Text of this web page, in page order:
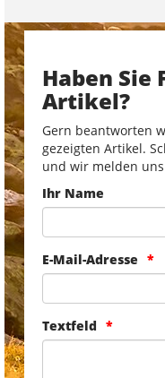
Haben Sie
Artikel?
Gern beantworten
gezeigten Artikel.
und wir melden
Ihr Name
E-Mail-Adresse
Textfeld